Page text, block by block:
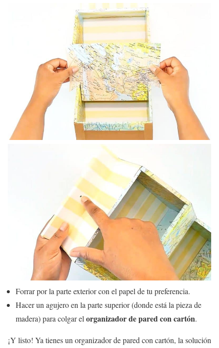
Forrar por la parte exterior con el papel de tu preferencia.
Hacer un agujero en la parte superior (donde está la pieza de
madera) para colgar elorganizador de pared con cartón.
¡Y listo! Ya tienes un organizador de pared con cartón, la solución